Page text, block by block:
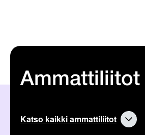
Ammattiliitot
Katso kaikki ammattiliitot